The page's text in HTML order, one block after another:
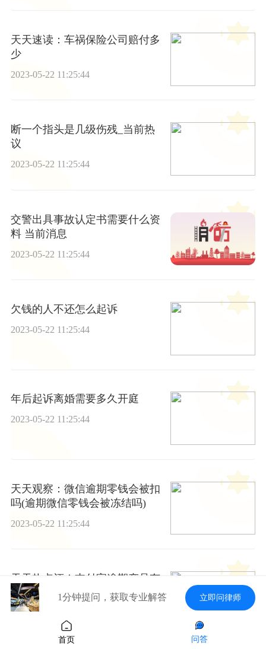
天天速读：车祸保险公司赔付多
少
2023-05-22 11:25:44
断一个指头是几级伤残_当前热
议
2023-05-22 11:25:44
交警出具事故认定书需要什么资
料 当前消息
2023-05-22 11:25:44
欠钱的人不还怎么起诉
2023-05-22 11:25:44
年后起诉离婚需要多久开庭
2023-05-22 11:25:44
天天观察：微信逾期零钱会被扣
吗(逾期微信零钱会被冻结吗)
2023-05-22 11:25:44
天天热点评！支付宝逾期产品有
哪些 支付宝逾期产品有哪些影响
2023-05-22 11:25:44
1分钟提问，获取专业解答 立即问律师
首页 问答